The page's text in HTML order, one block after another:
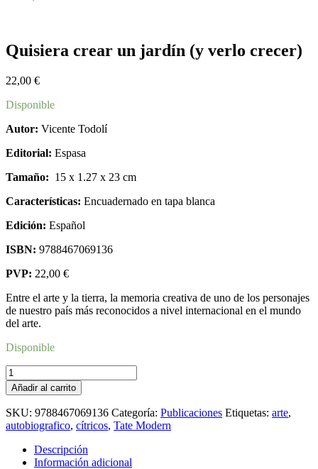
Quisiera crear un jardín (y verlo crecer)
22,00 €
Disponible
Autor: Vicente Todolí
Editorial: Espasa
Tamaño: 15 x 1.27 x 23 cm
Características: Encuadernado en tapa blanca
Edición: Español
ISBN: 9788467069136
PVP: 22,00 €
Entre el arte y la tierra, la memoria creativa de uno de los personajes
de nuestro país más reconocidos a nivel internacional en el mundo
del arte.
Disponible
Quisiera
crear
un
jardín
(y
verlo
crecer)
cantidad
Añadir al carrito
SKU: 9788467069136 Categoría: Publicaciones Etiquetas: arte,
autobiografico, cítricos, Tate Modern
Descripción
Información adicional